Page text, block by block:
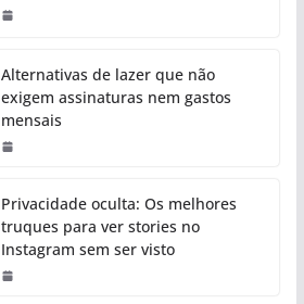
Alternativas de lazer que não
exigem assinaturas nem gastos
mensais
Privacidade oculta: Os melhores
truques para ver stories no
Instagram sem ser visto